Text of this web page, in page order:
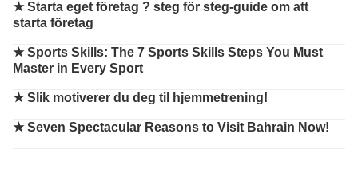
★Starta eget företag ? steg för steg-guide om att
starta företag
★Sports Skills: The 7 Sports Skills Steps You Must
Master in Every Sport
★Slik motiverer du deg til hjemmetrening!
★Seven Spectacular Reasons to Visit Bahrain Now!